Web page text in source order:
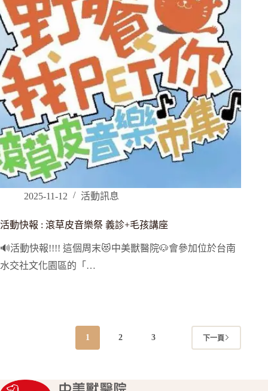
2025-11-12 活動訊息
活動快報 : 滾草皮音樂祭 義診+毛孩講座
🔊活動快報!!!! 這個周末😻中美獸醫院🐶會參加位於台南
水交社文化園區的「…
1 2 3 下一頁